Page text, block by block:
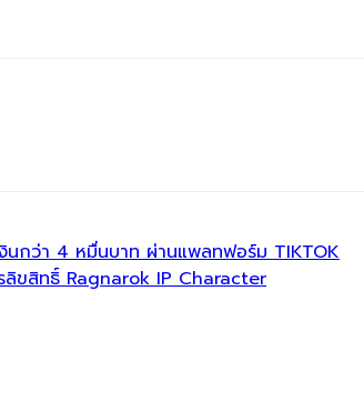
นกว่า 4 หมื่นบาท ผ่านแพลทฟอร์ม TIKTOK
ลิขสิทธิ์ Ragnarok IP Character